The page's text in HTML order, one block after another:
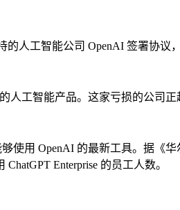
人工智能公司 OpenAI 签署协议
人工智能产品。这家亏损的公司
使用 OpenAI 的最新工具。据《
Enterprise 的员工人数。